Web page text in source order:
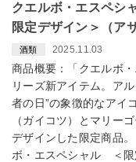
クエルボ・エスペシ
限定デザイン＞（ア
酒類 2025.11.03
商品概要：「クエルボ
リーズ新アイテム。ア
者の日”の象徴的なアイ
（ガイコツ）とマリー
デザインした限定商品
ボ・エスペシャル ＜限